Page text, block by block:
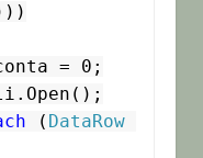
= 0;
( DataRow